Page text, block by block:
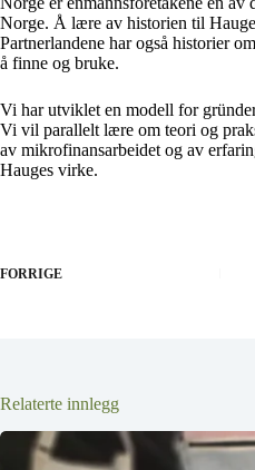
Norge. Å lære av historien til
Partnerlandene har også historier
å finne og bruke.
Vi har utviklet en modell for
Vi vil parallelt lære om teori og
av mikrofinansarbeidet og av
Hauges virke.
FORRIGE
Relaterte innlegg